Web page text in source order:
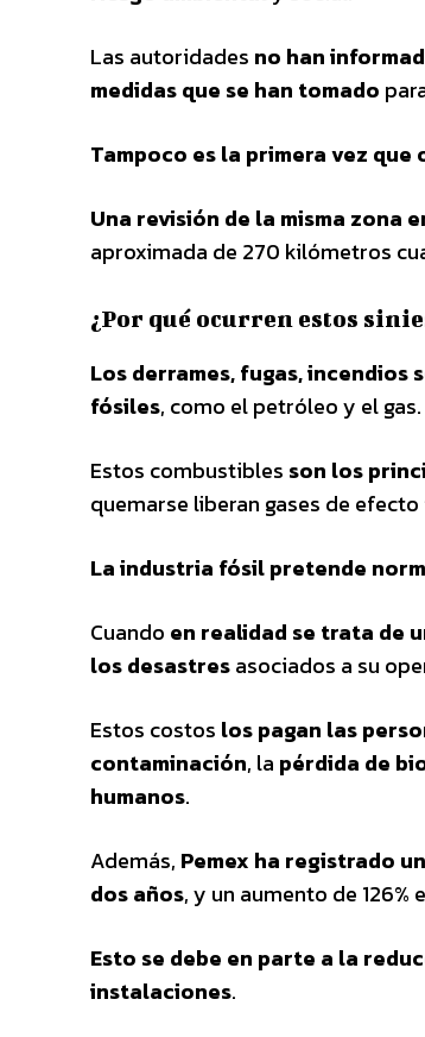
Las autoridades no han
medidas que se han tomado
Tampoco es la primera vez que
Una revisión de la misma zona
aproximada de 270 kilómetros
¿Por qué ocurren estos
Los derrames, fugas,
fósiles, como el petróleo y el gas.
Estos combustibles son los
quemarse liberan gases de
La industria fósil pretende
Cuando en realidad se trata de
los desastresasociados a su
Estos costos los pagan las
contaminación, la pérdida de
humanos.
Además, Pemex ha registrado
dos años, y un aumento de
Esto se debe en parte a la
instalaciones.